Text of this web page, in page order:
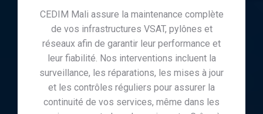
CEDIM Mali assure la maintenance complète
de vos infrastructures VSAT, pylônes et
réseaux afin de garantir leur performance et
leur fiabilité. Nos interventions incluent la
surveillance, les réparations, les mises à jour
et les contrôles réguliers pour assurer la
continuité de vos services, même dans les